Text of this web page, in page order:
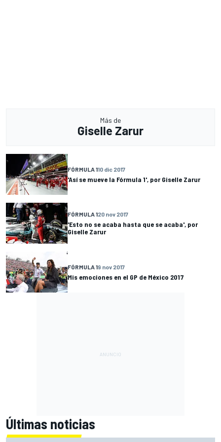
Más de
Giselle Zarur
FÓRMULA 110 dic 2017
'Así se mueve la Fórmula 1', por Giselle Zarur
FÓRMULA 120 nov 2017
'Esto no se acaba hasta que se acaba', por
Giselle Zarur
FÓRMULA 19 nov 2017
Mis emociones en el GP de México 2017
Últimas noticias